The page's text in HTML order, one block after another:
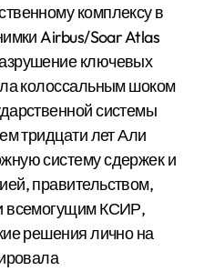
комплексу в
Airbus/Soar Atlas
ключевых
колоссальным шоком
системы
тридцати лет Али
систему сдержек и
правительством,
всемогущим КСИР,
решения лично на